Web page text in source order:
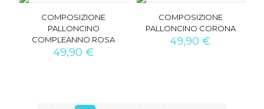
COMPOSIZIONE
PALLONCINO
COMPLEANNO ROSA
49,90 €
COMPOSIZIONE
PALLONCINO CORONA
49,90€